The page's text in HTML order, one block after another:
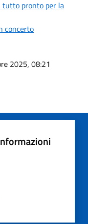
tutto pronto per la
concerto
2025, 08:21